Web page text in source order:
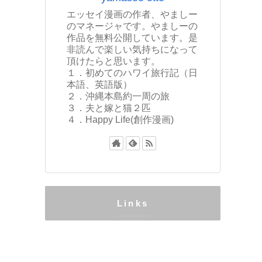
エッセイ漫画の作者、やましー
のマネージャです。やましーの
作品を無料公開しています。是
非読んで楽しい気持ちになって
頂けたらと思います。
１．初めてのハワイ旅行記（日
本語、英語版）
２．沖縄本島約一周の旅
３．夫と嫁と猫２匹
４．Happy Life(創作漫画)
Links